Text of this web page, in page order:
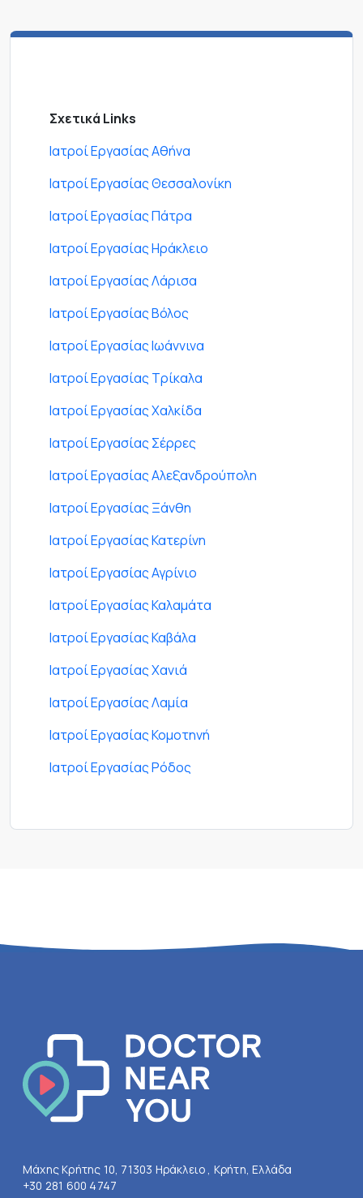
Σχετικά Links
Ιατροί Εργασίας Αθήνα
Ιατροί Εργασίας Θεσσαλονίκη
Ιατροί Εργασίας Πάτρα
Ιατροί Εργασίας Ηράκλειο
Ιατροί Εργασίας Λάρισα
Ιατροί Εργασίας Βόλος
Ιατροί Εργασίας Ιωάννινα
Ιατροί Εργασίας Τρίκαλα
Ιατροί Εργασίας Χαλκίδα
Ιατροί Εργασίας Σέρρες
Ιατροί Εργασίας Αλεξανδρούπολη
Ιατροί Εργασίας Ξάνθη
Ιατροί Εργασίας Κατερίνη
Ιατροί Εργασίας Αγρίνιο
Ιατροί Εργασίας Καλαμάτα
Ιατροί Εργασίας Καβάλα
Ιατροί Εργασίας Χανιά
Ιατροί Εργασίας Λαμία
Ιατροί Εργασίας Κομοτηνή
Ιατροί Εργασίας Ρόδος
Μάχης Κρήτης 10, 71303 Ηράκλειο , Κρήτη, Ελλάδα
+30 281 600 4747